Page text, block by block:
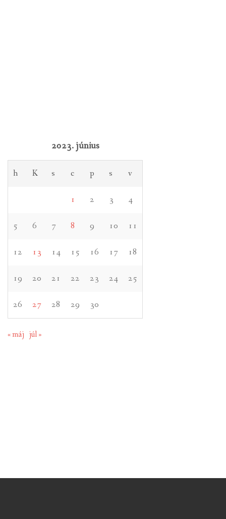
2023. június
h K s c p s v
1 2 3 4
5 6 7 8 9 10 11
12 13 14 15 16 17 18
19 20 21 22 23 24 25
26 27 28 29 30
« máj júl »